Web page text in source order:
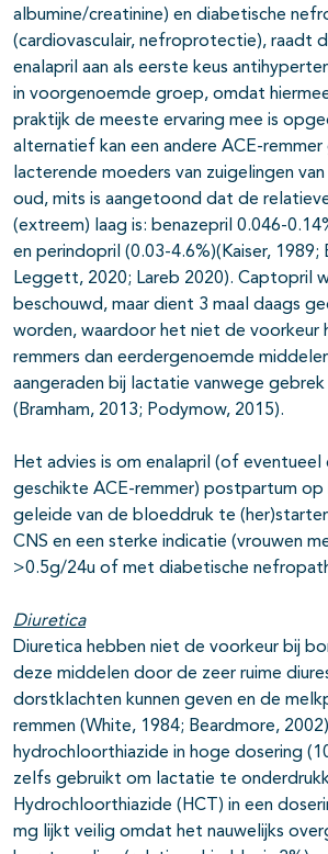
albumine/creatinine) en diabetische
(cardiovasculair, nefroprotectie), raadt
enalapril aan als eerste keus
in voorgenoemde groep, omdat
praktijk de meeste ervaring mee is
alternatief kan een andere ACE-
lacterende moeders van zuigelingen
oud, mits is aangetoond dat de
(extreem) laag is: benazepril 0.046-
en perindopril (0.03-4.6%)(Kaiser, 1989;
Leggett, 2020; Lareb 2020). Captopril
beschouwd, maar dient 3 maal daags
worden, waardoor het niet de voorkeur
remmers dan eerdergenoemde
aangeraden bij lactatie vanwege gebrek
(Bramham, 2013; Podymow, 2015).
Het advies is om enalapril (of eventueel
geschikte ACE-remmer) postpartum
geleide van de bloeddruk te
CNS en een sterke indicatie (vrouwen
>0.5g/24u of met diabetische
Diuretica
Diuretica hebben niet de voorkeur bij
deze middelen door de zeer ruime
dorstklachten kunnen geven en de
remmen (White, 1984; Beardmore,
hydrochloorthiazide in hoge dosering
zelfs gebruikt om lactatie te
Hydrochloorthiazide (HCT) in een
mg lijkt veilig omdat het nauwelijks